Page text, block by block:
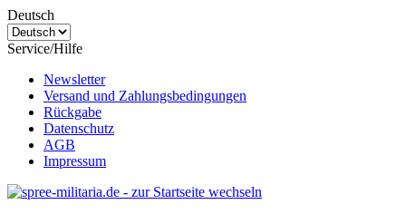
Deutsch
Service/Hilfe
Newsletter
Versand und Zahlungsbedingungen
Rückgabe
Datenschutz
AGB
Impressum